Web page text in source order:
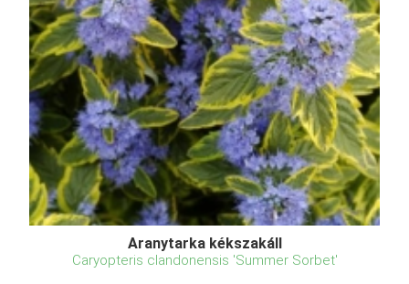
Aranytarka kékszakáll
Caryopteris clandonensis 'Summer Sorbet'